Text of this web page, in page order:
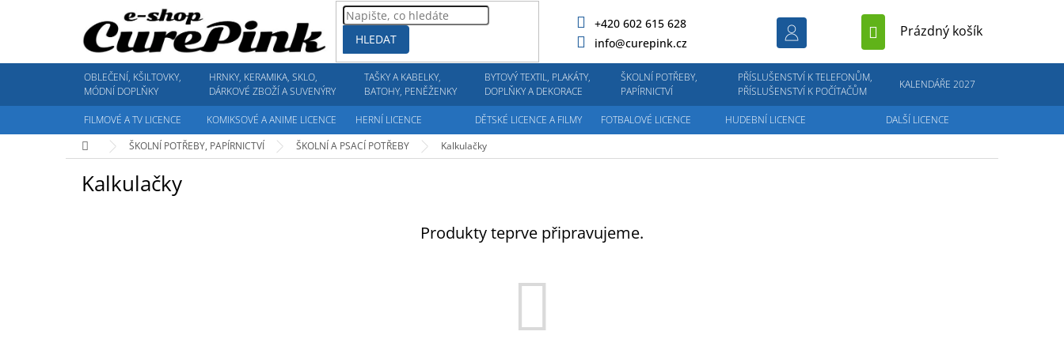
HLEDAT
+420 602 615 628
info@curepink.cz
NÁKUPNÍ
Prázdný košík
OBLEČENÍ, KŠILTOVKY,
MÓDNÍ DOPLŇKY
HRNKY, KERAMIKA, SKLO,
DÁRKOVÉ ZBOŽÍ A SUVENÝRY
TAŠKY A KABELKY,
BATOHY, PENĚŽENKY
BYTOVÝ TEXTIL, PLAKÁTY,
DOPLŇKY A DEKORACE
ŠKOLNÍ POTŘEBY,
PAPÍRNICTVÍ
PŘÍSLUŠENSTVÍ K TELEFONŮM,
PŘÍSLUŠENSTVÍ K POČÍTAČŮM
KALENDÁŘE 2027
FILMOVÉ A TV LICENCE KOMIKSOVÉ A ANIME LICENCE HERNÍ LICENCE DĚTSKÉ LICENCE A FILMY FOTBALOVÉ LICENCE HUDEBNÍ LICENCE
DALŠÍ LICENCE
Domů
ŠKOLNÍ POTŘEBY, PAPÍRNICTVÍ ŠKOLNÍ A PSACÍ POTŘEBY Kalkulačky
Kalkulačky
Produkty teprve připravujeme.